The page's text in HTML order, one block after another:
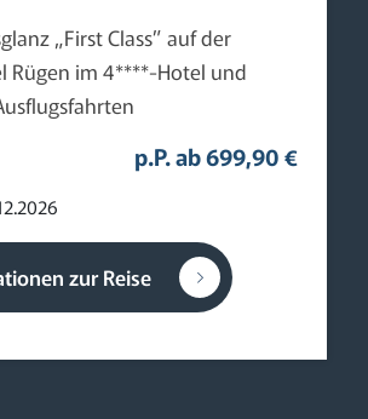
auf Rügen
„First Class” auf der